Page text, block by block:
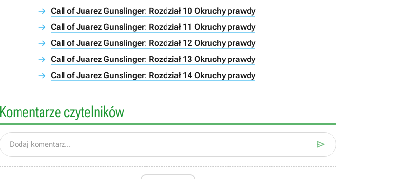
Call of Juarez Gunslinger: Rozdział 10 Okruchy prawdy
Call of Juarez Gunslinger: Rozdział 11 Okruchy prawdy
Call of Juarez Gunslinger: Rozdział 12 Okruchy prawdy
Call of Juarez Gunslinger: Rozdział 13 Okruchy prawdy
Call of Juarez Gunslinger: Rozdział 14 Okruchy prawdy
Komentarze czytelników
Dodaj komentarz... 